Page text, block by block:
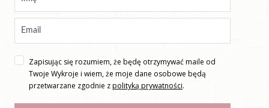
Zapisując się rozumiem, że będę otrzymywać maile od
Twoje Wykroje i wiem, że moje dane osobowe będą
przetwarzane zgodnie zpolityką prywatności.